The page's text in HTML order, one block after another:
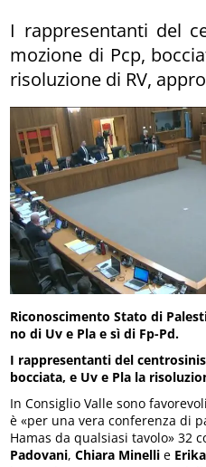
I rappresentanti del
mozione di Pcp,
risoluzione di RV,
Riconoscimento Stato di
no di Uv e Pla e sì di Fp-Pd.
I rappresentanti del
bocciata, e Uv e Pla la
In Consiglio Valle sono
è «per una vera conferenza di
Hamas da qualsiasi tavolo» 32
Padovani,Chiara Minelli e